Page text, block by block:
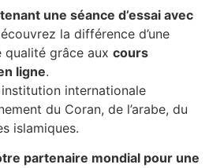
une séance d’essai avec
la différence d’une
qualité grâce aux cours
ligne.
internationale
du Coran, de l’arabe, du
islamiques.
partenaire mondial pour une